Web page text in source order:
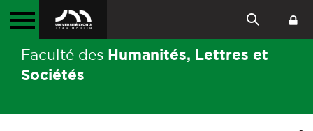
Faculté des Humanités, Lettres et
Sociétés